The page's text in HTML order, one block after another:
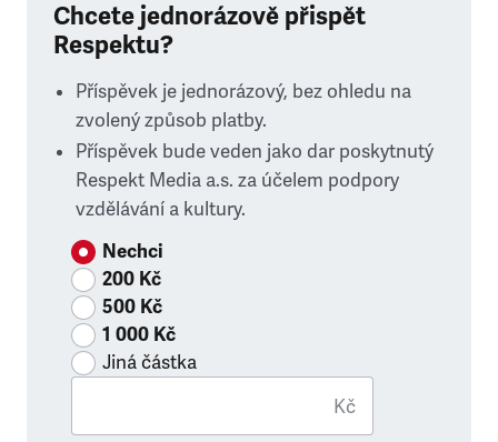
Chcete jednorázově přispět
Respektu?
Příspěvek je jednorázový, bez ohledu na
zvolený způsob platby.
Příspěvek bude veden jako dar poskytnutý
Respekt Media a.s. za účelem podpory
vzdělávání a kultury.
Nechci
200 Kč
500 Kč
1 000 Kč
Jiná částka
Kč